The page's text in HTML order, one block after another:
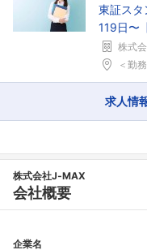
東証スタ
119日〜
株式
＜勤務
求人情
株式会社J‐MAX
会社概要
企業名